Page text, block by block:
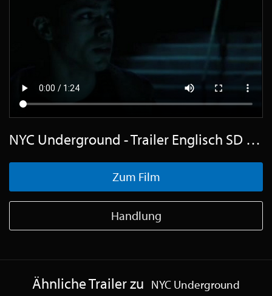
NYC Underground - Trailer Englisch SD
Zum Film
Handlung
Ähnliche Trailer zu NYC Underground